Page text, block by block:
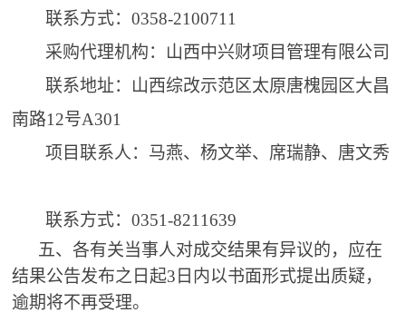
联系方式：0358-2100711
采购代理机构：山西中兴财项目管理有限公司
联系地址：山西综改示范区太原唐槐园区大昌
南路12号A301
项目联系人：马燕、杨文举、席瑞静、唐文秀
联系方式：0351-8211639
五、各有关当事人对成交结果有异议的，应在
结果公告发布之日起3 日内以书面形式提出质疑，
逾期将不再受理。